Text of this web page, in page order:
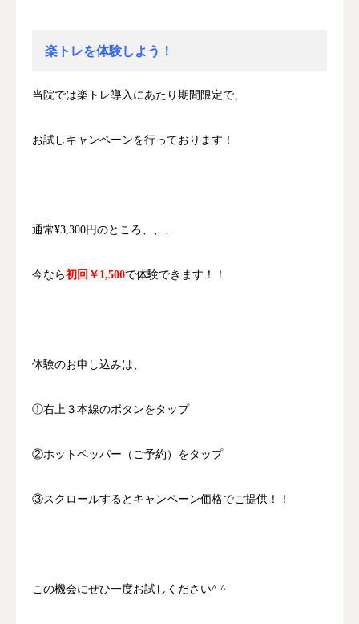
楽トレを体験しよう！
当院では楽トレ導入にあたり期間限定で、
お試しキャンペーンを行っております！
通常¥3,300円のところ、、、
今なら初回￥1,500で体験できます！！
体験のお申し込みは、
①右上３本線のボタンをタップ
②ホットペッパー（ご予約）をタップ
③スクロールするとキャンペーン価格でご提供！！
この機会にぜひ一度お試しください^ ^